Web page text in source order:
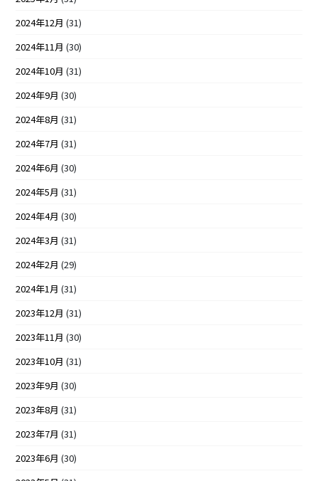
2024年12月 (31)
2024年11月 (30)
2024年10月 (31)
2024年9月 (30)
2024年8月 (31)
2024年7月 (31)
2024年6月 (30)
2024年5月 (31)
2024年4月 (30)
2024年3月 (31)
2024年2月 (29)
2024年1月 (31)
2023年12月 (31)
2023年11月 (30)
2023年10月 (31)
2023年9月 (30)
2023年8月 (31)
2023年7月 (31)
2023年6月 (30)